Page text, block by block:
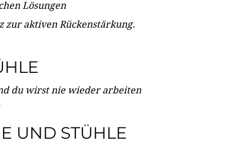
Lösungen
zur aktiven Rückenstärkung.
du wirst nie wieder arbeiten
UND STÜHLE